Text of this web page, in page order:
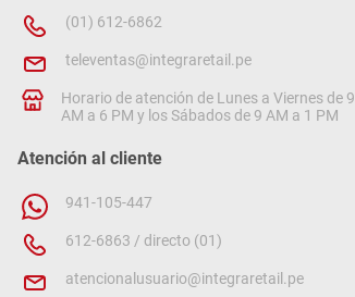
(01) 612-6862
televentas@integraretail.pe
Horario de atención de Lunes a Viernes de 9
AM a 6 PM y los Sábados de 9 AM a 1 PM
Atención al cliente
941-105-447
612-6863 / directo (01)
atencionalusuario@integraretail.pe